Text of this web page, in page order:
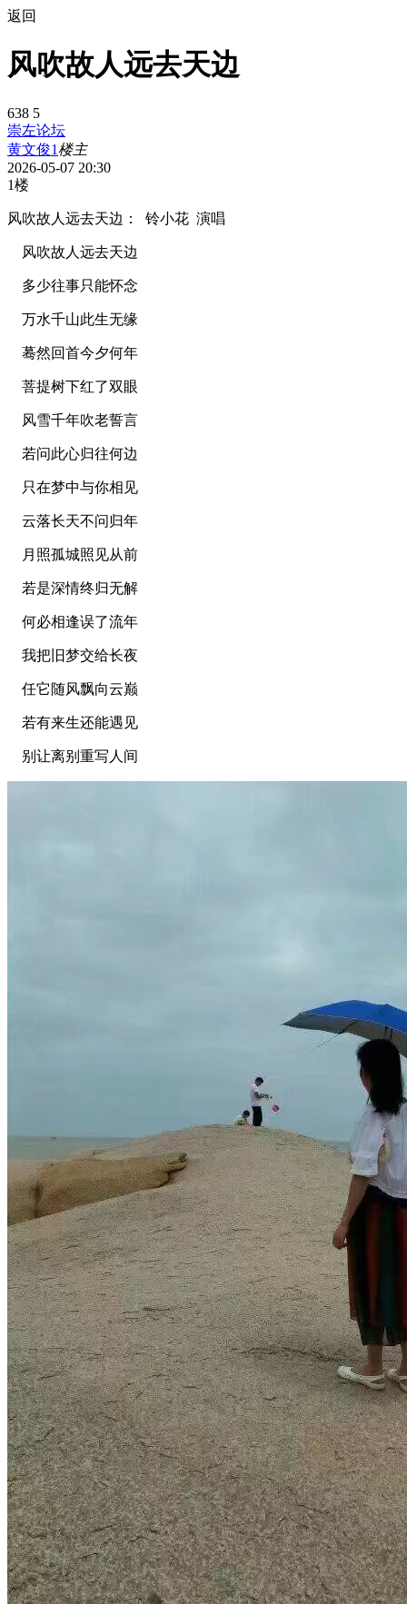
返回
风吹故人远去天边
638 5
崇左论坛
黄文俊1楼主
2026-05-07 20:30
1楼
风吹故人远去天边： 铃小花 演唱
风吹故人远去天边
多少往事只能怀念
万水千山此生无缘
蓦然回首今夕何年
菩提树下红了双眼
风雪千年吹老誓言
若问此心归往何边
只在梦中与你相见
云落长天不问归年
月照孤城照见从前
若是深情终归无解
何必相逢误了流年
我把旧梦交给长夜
任它随风飘向云巅
若有来生还能遇见
别让离别重写人间